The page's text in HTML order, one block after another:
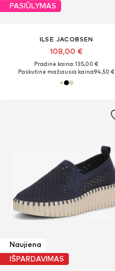
PASIŪLYMAS
ILSE JACOBSEN
108,00 €
Pradinė kaina: 135,00 €
Paskutinė mažiausia kaina:94,50 €
Naujiena
IŠPARDAVIMAS